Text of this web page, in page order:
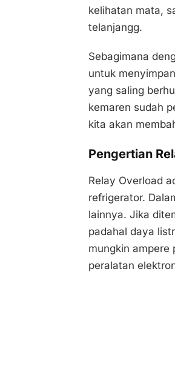
kelihatan mata,
telanjangg.
Sebagimana
untuk
yang saling
kemaren sudah
kita akan
Pengertian
Relay Overload
refrigerator.
lainnya. Jika
padahal daya
mungkin ampere
peralatan